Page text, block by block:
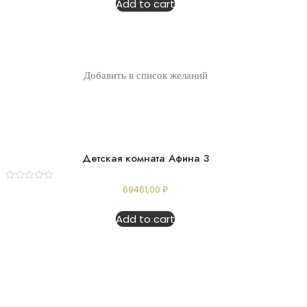
Add to cart
Добавить в список желаний
Детская комната Афина 3
69461,00₽
Add to cart